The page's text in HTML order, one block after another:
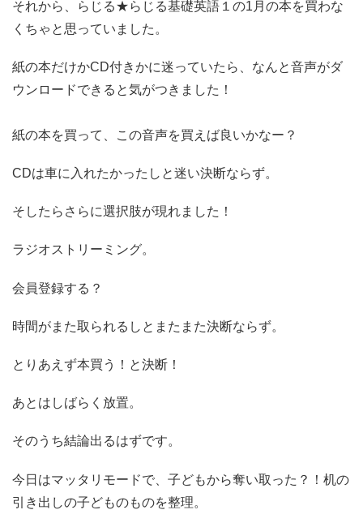
それから、らじる★らじる基礎英語１の1月の本を買わな
くちゃと思っていました。
紙の本だけかCD付きかに迷っていたら、なんと音声がダ
ウンロードできると気がつきました！
紙の本を買って、この音声を買えば良いかなー？
CDは車に入れたかったしと迷い決断ならず。
そしたらさらに選択肢が現れました！
ラジオストリーミング。
会員登録する？
時間がまた取られるしとまたまた決断ならず。
とりあえず本買う！と決断！
あとはしばら く放置。
そのうち結論出るはずです。
今日はマッタリモードで、子どもから奪い取った？！机の
引き出しの子どものものを整理。